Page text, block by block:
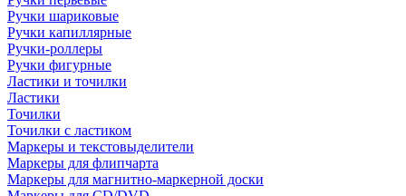
Ручки шариковые
Ручки капиллярные
Ручки-роллеры
Ручки фигурные
Ластики и точилки
Ластики
Точилки
Точилки с ластиком
Маркеры и текстовыделители
Маркеры для флипчарта
Маркеры для магнитно-маркерной доски